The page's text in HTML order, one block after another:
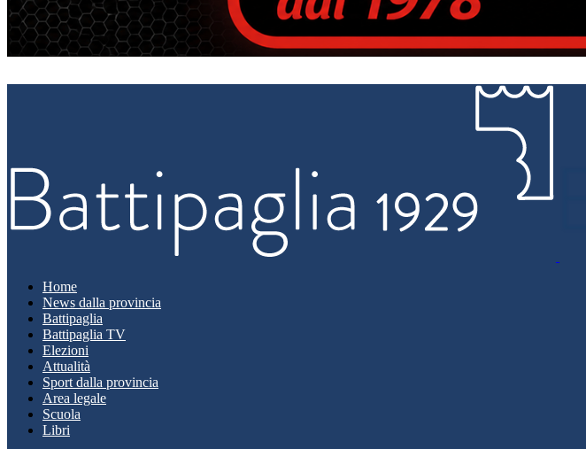
Home
News dalla provincia
Battipaglia
Battipaglia TV
Elezioni
Attualità
Sport dalla provincia
Area legale
Scuola
Libri